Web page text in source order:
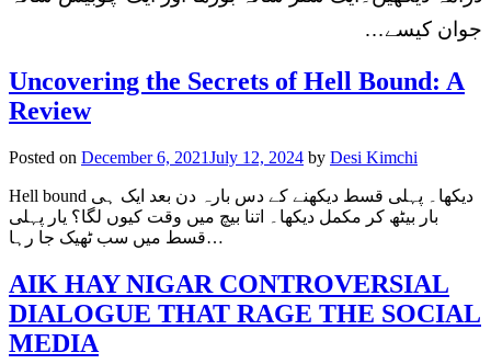
جوان کیسے…
Uncovering the Secrets of Hell Bound: A
Review
Posted on December 6, 2021July 12, 2024 by Desi Kimchi
Hell bound دیکھا۔ پہلی قسط دیکھنے کے دس بارہ دن بعد ایک ہی
بار بیٹھ کر مکمل دیکھا۔ اتنا بیچ میں وقت کیوں لگا؟ یار پہلی
قسط میں سب ٹھیک جا رہا…
AIK HAY NIGAR CONTROVERSIAL
DIALOGUE THAT RAGE THE SOCIAL
MEDIA